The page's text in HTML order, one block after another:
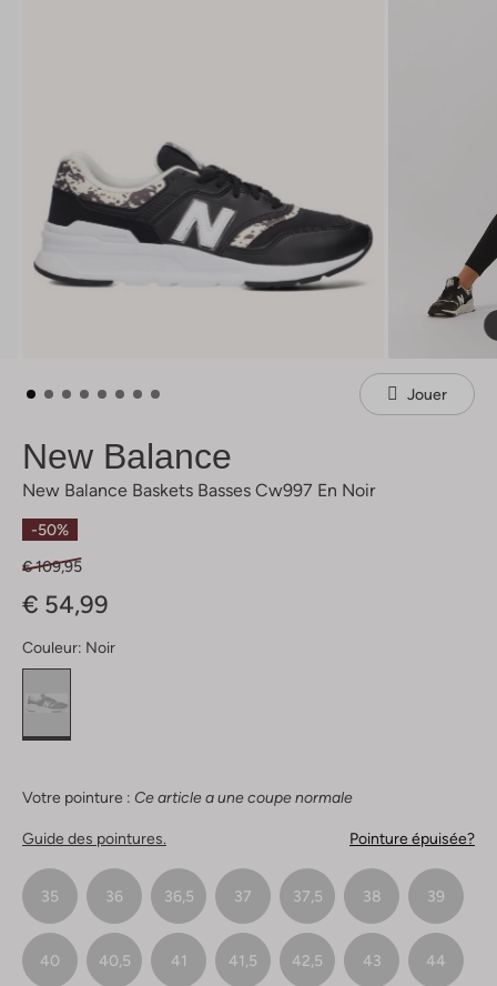
Jouer
New Balance
New Balance Baskets Basses Cw997 En Noir
-50%
€ 109,95
€ 54,99
Couleur: Noir
Votre pointure : Ce article a une coupe normale
Guide des pointures. Pointure épuisée?
35 36 36,5 37 37,5 38 39
40 40,5 41 41,5 42,5 43 44